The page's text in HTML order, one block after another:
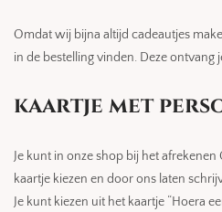
Omdat wij bijna altijd cadeautjes
in de bestelling vinden. Deze ontvang
kaartje met
Je kunt in onze shop bij het afrekenen
kaartje kiezen en door ons laten
Je kunt kiezen uit het kaartje “Hoera